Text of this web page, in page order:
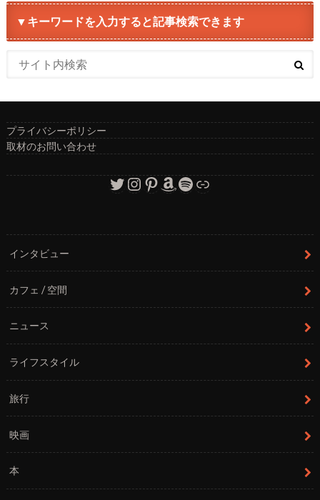
▼キーワードを入力すると記事検索できます
プライバシーポリシー
取材のお問い合わせ
Twitter
Instagram
Pinterest
Amazon
Spotify
リンク
インタビュー
カフェ / 空間
ニュース
ライフスタイル
旅行
映画
本